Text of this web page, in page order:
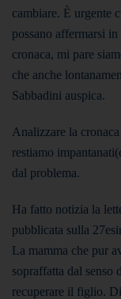
cambiare. È urgente
possano affermarsi
cronaca, mi pare
che anche
Sabbadini auspica.
Analizzare la
restiamo
dal problema.
Ha fatto notizia la
pubblicata sulla
La mamma che pur
sopraffatta dal senso
recuperare il figlio.